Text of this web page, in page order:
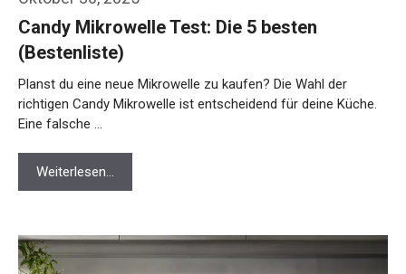
Candy Mikrowelle Test: Die 5 besten
(Bestenliste)
Planst du eine neue Mikrowelle zu kaufen? Die Wahl der
richtigen Candy Mikrowelle ist entscheidend für deine Küche.
Eine falsche …
Weiterlesen…